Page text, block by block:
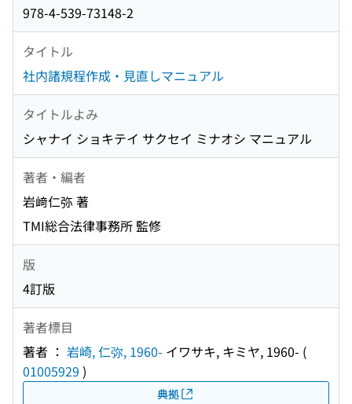
978-4-539-73148-2
タイトル
社内諸規程作成・見直しマニュアル
タイトルよみ
シャナイ ショキテイ サクセイ ミナオシ マニュアル
著者・編者
岩﨑仁弥 著
TMI総合法律事務所 監修
版
4訂版
著者標目
著者 ： 岩崎, 仁弥, 1960- イワサキ, キミヤ, 1960- (
01005929 )
典拠